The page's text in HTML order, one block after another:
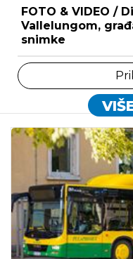
FOTO & VIDEO /
Vallelungom,
snimke